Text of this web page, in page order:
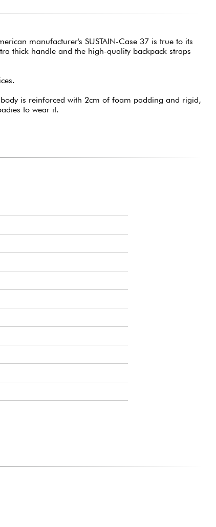
manufacturer's SUSTAIN-Case 37 is true to its
thick handle and the high-quality backpack straps
is reinforced with 2cm of foam padding and rigid,
to wear it.